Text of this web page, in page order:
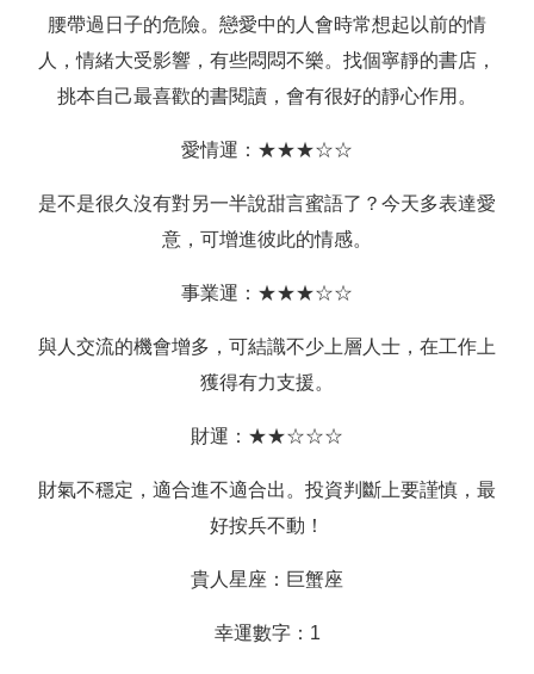
腰帶過日子的危險。戀愛中的人會時常想起以前的情
人，情緒大受影響，有些悶悶不樂。找個寧靜的書店，
挑本自己最喜歡的書閱讀，會有很好的靜心作用。
愛情運：★★★☆☆
是不是很久沒有對另一半說甜言蜜語了？今天多表達愛
意，可增進彼此的情感。
事業運：★★★☆☆
與人交流的機會增多，可結識不少上層人士，在工作上
獲得有力支援。
財運：★★☆☆☆
財氣不穩定，適合進不適合出。投資判斷上要謹慎，最
好按兵不動！
貴人星座：巨蟹座
幸運數字：1